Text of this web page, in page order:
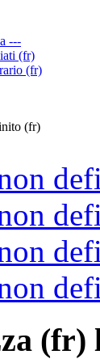
---
(fr)
(fr)
(fr)
(fr)